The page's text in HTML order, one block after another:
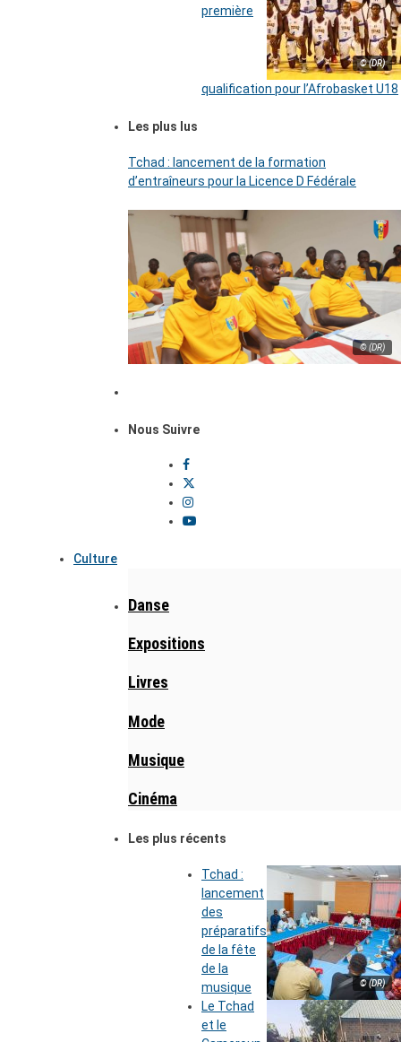
© (DR)
première
qualification pour l’Afrobasket U18
Les plus lus
Tchad : lancement de la formation
d’entraîneurs pour la Licence D Fédérale
© (DR)
Nous Suivre
Culture
Danse
Expositions
Livres
Mode
Musique
Cinéma
Les plus récents
© (DR)
Tchad :
lancement
des
préparatifs
de la fête
de la
musique
Le Tchad
et le